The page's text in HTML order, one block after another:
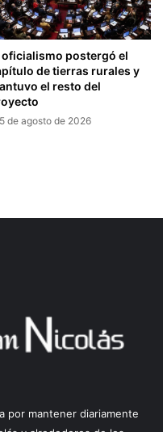
por mantener diariamente